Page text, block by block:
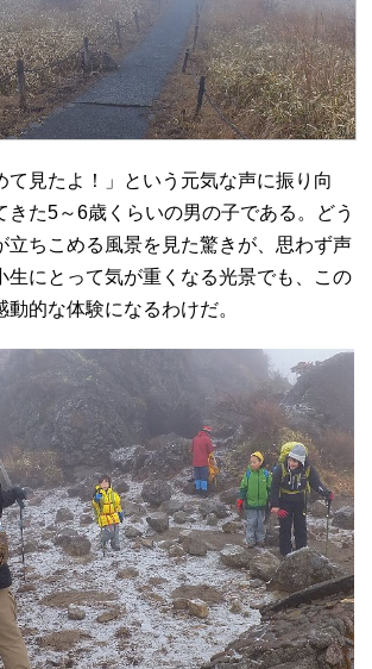
見たよ！」という元気な声に振り向
きた5～6歳くらいの男の子である。どう
立ちこめる風景を見た驚きが、思わず声
生にとって気が重くなる光景でも、この
的な体験になるわけだ。